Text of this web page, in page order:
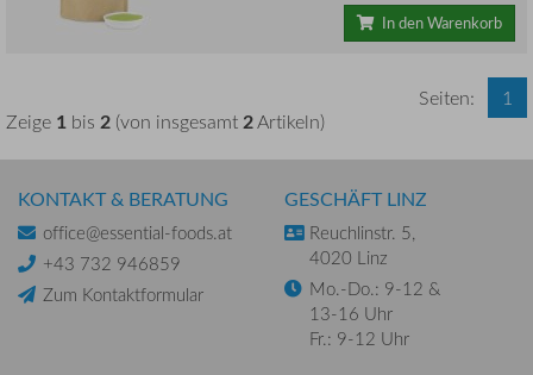
In den Warenkorb
Zeige 1 bis 2 (von insgesamt2Artikeln)
Seiten: 1
KONTAKT & BERATUNG
office@essential-foods.at
+43 732 946859
Zum Kontaktformular
GESCHÄFT LINZ
Reuchlinstr. 5,
4020 Linz
Mo.-Do.: 9-12 &
13-16 Uhr
Fr.: 9-12 Uhr